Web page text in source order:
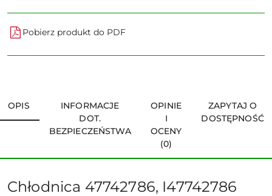
Pobierz produkt do PDF
OPIS
INFORMACJE
DOT.
BEZPIECZEŃSTWA
OPINIE
I
OCENY
(0)
ZAPYTAJ O
DOSTĘPNOŚĆ
Chłodnica 47742786, I47742786